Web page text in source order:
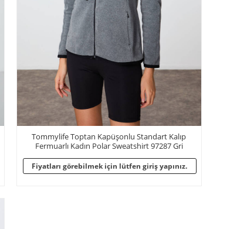
Tommylife Toptan Kapüşonlu Standart Kalıp
Fermuarlı Kadın Polar Sweatshirt 97287 Gri
Fiyatları görebilmek için lütfen giriş yapınız.